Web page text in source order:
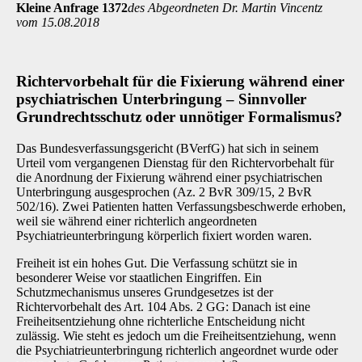
Kleine Anfrage 1372des Abgeordneten Dr. Martin Vincentz
vom 15.08.2018
Richtervorbehalt für die Fixierung während einer
psychiatrischen Unterbringung – Sinnvoller
Grundrechtsschutz oder unnötiger Formalismus?
Das Bundesverfassungsgericht (BVerfG) hat sich in seinem
Urteil vom vergangenen Dienstag für den Richtervorbehalt für
die Anordnung der Fixierung während einer psychiatrischen
Unterbringung ausgesprochen (Az. 2 BvR 309/15, 2 BvR
502/16). Zwei Patienten hatten Verfassungsbeschwerde erhoben,
weil sie während einer richterlich angeordneten
Psychiatrieunterbringung körperlich fixiert worden waren.
Freiheit ist ein hohes Gut. Die Verfassung schützt sie in
besonderer Weise vor staatlichen Eingriffen. Ein
Schutzmechanismus unseres Grundgesetzes ist der
Richtervorbehalt des Art. 104 Abs. 2 GG: Danach ist eine
Freiheitsentziehung ohne richterliche Entscheidung nicht
zulässig. Wie steht es jedoch um die Freiheitsentziehung, wenn
die Psychiatrieunterbringung richterlich angeordnet wurde oder